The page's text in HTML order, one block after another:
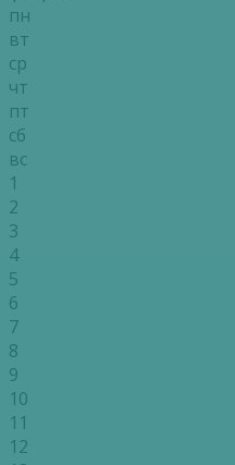
пн
вт
ср
чт
пт
сб
вс
1
2
3
4
5
6
7
8
9
10
11
12